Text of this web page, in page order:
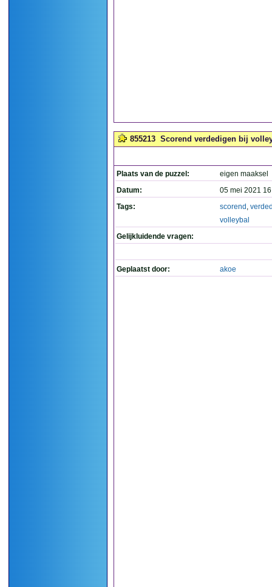
855213 Scorend verdedigen bij
Plaats van de puzzel:
eigen maaksel
Datum:
05 mei 2021
Tags:
scorend ,
volleybal
Gelijkluidende vragen:
Geplaatst door: akoe